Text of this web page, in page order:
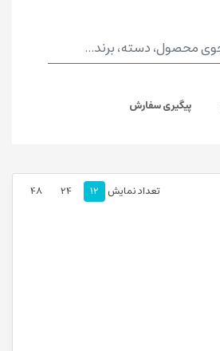
پیگیری سفارش
تعداد نمایش 12
24
48